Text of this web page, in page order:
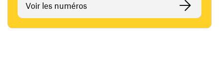
Voir les numéros